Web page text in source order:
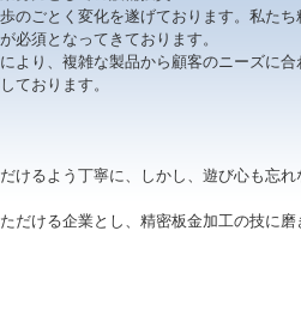
のごとく変化を遂げております。私たち
必須となってきております。
より、複雑な製品から顧客のニーズに合
ております。
けるよう丁寧に、しかし、遊び心も忘れ
だける企業とし、精密板金加工の技に